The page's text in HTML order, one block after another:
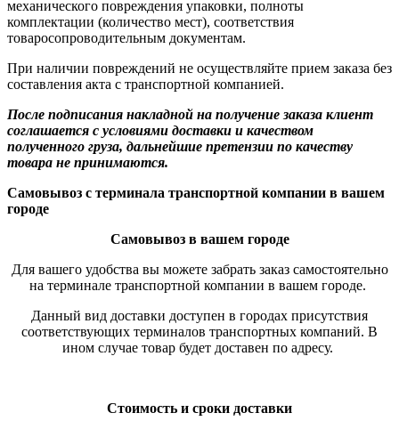
механического повреждения упаковки, полноты
комплектации (количество мест), соответствия
товаросопроводительным документам.
При наличии повреждений не осуществляйте прием заказа без
составления акта с транспортной компанией.
После подписания накладной на получение заказа клиент
соглашается с условиями доставки и качеством
полученного груза, дальнейшие претензии по качеству
товара не принимаются.
Самовывоз с терминала транспортной компании в вашем
городе
Самовывоз в вашем городе
Для вашего удобства вы можете забрать заказ самостоятельно
на терминале транспортной компании в вашем городе.
Данный вид доставки доступен в городах присутствия
соответствующих терминалов транспортных компаний. В
ином случае товар будет доставен по адресу.
Стоимость и сроки доставки